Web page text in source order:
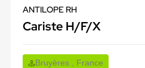
ANTILOPE RH
Cariste H/F/X
Bruyères , France